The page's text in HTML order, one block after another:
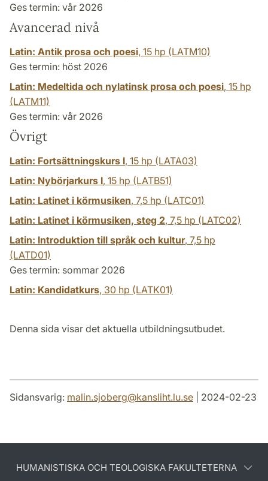
Ges termin: vår 2026
Avancerad nivå
Latin: Antik prosa och poesi, 15 hp (LATM10)
Ges termin: höst 2026
Latin: Medeltida och nylatinsk prosa och poesi, 15 hp
(LATM11)
Ges termin: vår 2026
Övrigt
Latin: Fortsättningskurs I, 15 hp (LATA03)
Latin: Nybörjarkurs I, 15 hp (LATB51)
Latin: Latinet i körmusiken, 7,5 hp (LATC01)
Latin: Latinet i körmusiken, steg 2, 7,5 hp (LATC02)
Latin: Introduktion till språk och kultur, 7,5 hp
(LATD01)
Ges termin: sommar 2026
Latin: Kandidatkurs, 30 hp (LATK01)
Denna sida visar det aktuella utbildningsutbudet.
Sidansvarig: malin.sjoberg@kansliht.lu.se | 2024-02-23
HUMANISTISKA OCH TEOLOGISKA FAKULTETERNA